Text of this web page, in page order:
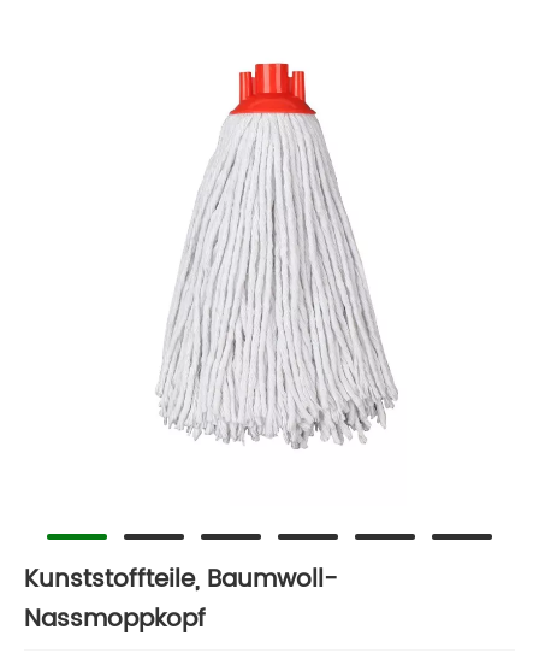
Kunststoffteile, Baumwoll-
Nassmoppkopf